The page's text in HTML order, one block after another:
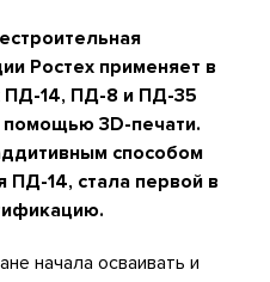
Ростех применяет в
ПД-14, ПД-8 и ПД-35
3D-печати.
способом
ПД-14, стала первой в
начала осваивать и